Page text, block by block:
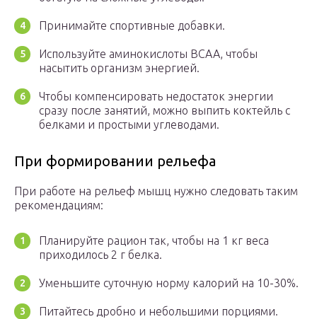
Принимайте спортивные добавки.
Используйте аминокислоты ВСАА, чтобы
насытить организм энергией.
Чтобы компенсировать недостаток энергии
сразу после занятий, можно выпить коктейль с
белками и простыми углеводами.
При формировании рельефа
При работе на рельеф мышц нужно следовать таким
рекомендациям:
Планируйте рацион так, чтобы на 1 кг веса
приходилось 2 г белка.
Уменьшите суточную норму калорий на 10-30%.
Питайтесь дробно и небольшими порциями.